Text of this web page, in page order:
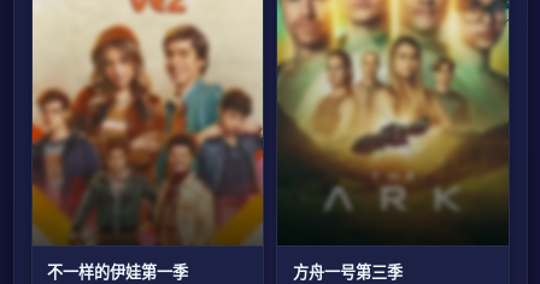
不一样的伊娃第一季 方舟一号第三季